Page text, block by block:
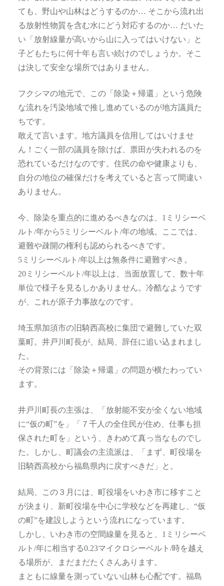
ても、野山や山林はどうするのか… そこから流れ出
る放射性物質を含む水にどう対応するのか… だいた
い「放射線量が高いから山に入ってはいけない」と
子どもたちに何十年も言い続けのでしょうか。そこ
は決して安全な場所ではありません。
フクシマの地元で、この「除染＋帰還」という危険
な流れを汚染地域で推し進めているのが地方議員た
ちです。
敢えて言います。地方議員を信用してはいけませ
ん！ごく一部の議員を除けば、票田が失われるのを
恐れているだけなのです。住民の命や健康よりも、
自分の地位の確保だけを考えていると言って間違い
ありません。
今、除染を重点的に進めるべきなのは、1ミリシーベ
ルト/年から5ミリシーベルト/年の地域。ここでは、
避難や疎開の権利も認められるべきです。
5ミリシーベルト/年以上は無条件に避難すべき。
20ミリシーベルト/年以上は、当面放置して、数十年
単位で様子を見るしかありません。冷酷なようです
が、これが原子力事故なのです。
埼玉県加須市の旧騎西高校に集団で避難していた双
葉町。井戸川町長が、結局、辞任に追い込まれまし
た。
その背景には「除染＋帰還」の問題が横たわってい
ます。
井戸川町長の主張は、「放射能不安が全くない地域
に“仮の町”を」「７千人の全住民が住め、仕事も担
保された町を」という、きわめて真っ当なものでし
た。しかし、町議会の主流派は、「まず、町役場を
旧騎西高校から福島県内に戻すべきだ」と。
結局、この３月には、町役場をいわき市に移すこと
が決まり、新町役場を中心に学校などを再建し、“仮
の町”を建設しようという流れになっています。
しかし、いわき市の空間線量を見ると、1ミリシーベ
ルト/年に相当する0.23マイクロシーベルト/時を越え
る場所が、まだまだたくさんあります。
まともに線量を測っていない山林も心配です。福島